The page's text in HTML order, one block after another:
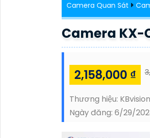
Camera Quan Sát
Camera KX-
2,158,000 ₫
Thương hiệu: KBvision
Ngày đăng: 6/29/